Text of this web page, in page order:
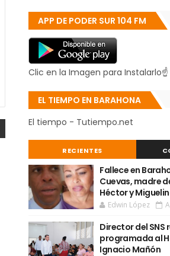
APP DE PODER SUR 104 FM
Clic en la Imagen para Instalarlo☝
EL TIEMPO EN BARAHONA
El tiempo - Tutiempo.net
RECIENTES
Fallece en
Cuevas, madre
Héctor y
Edwin López
Director del SNS
programada al
Ignacio Mañón